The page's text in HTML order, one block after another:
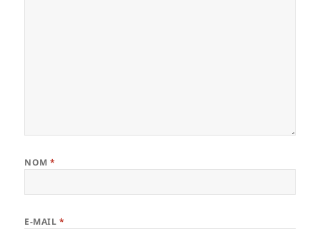
NOM*
E-MAIL *